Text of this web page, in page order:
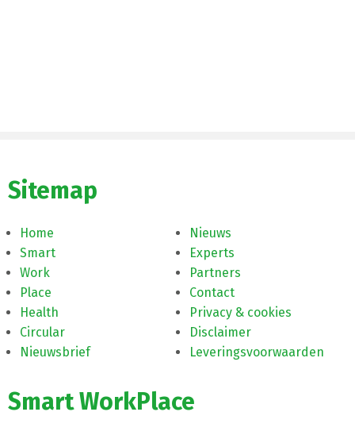
Sitemap
Home
Smart
Work
Place
Health
Circular
Nieuwsbrief
Nieuws
Experts
Partners
Contact
Privacy & cookies
Disclaimer
Leveringsvoorwaarden
Smart WorkPlace